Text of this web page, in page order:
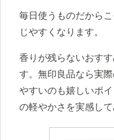
毎日使うものだから
じやすくなります。
香りが残らないおす
す。無印良品なら実
やすいのも嬉しいポ
の軽やかさを実感して